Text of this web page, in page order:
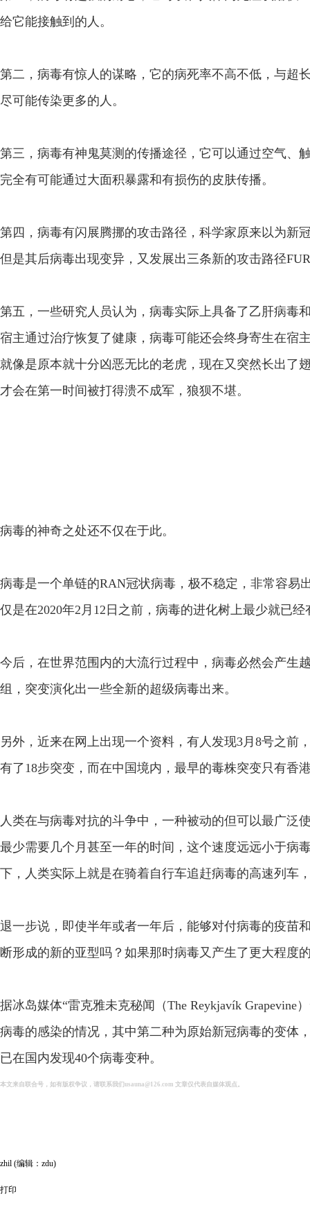
给它能接触到的人。
第二，病毒有惊人的谋略，它的病死率不高不低，与超
尽可能传染更多的人。
第三，病毒有神鬼莫测的传播途径，它可以通过空气、
完全有可能通过大面积暴露和有损伤的皮肤传播。
第四，病毒有闪展腾挪的攻击路径，科学家原来以为新
但是其后病毒出现变异，又发展出三条新的攻击路径
第五，一些研究人员认为，病毒实际上具备了乙肝病毒
宿主通过治疗恢复了健康，病毒可能还会终身寄生在宿
就像是原本就十分凶恶无比的老虎，现在又突然长出了
才会在第一时间被打得溃不成军，狼狈不堪。
病毒的神奇之处还不仅在于此。
病毒是一个单链的RAN冠状病毒，极不稳定，非常容易
仅是在2020年2月12日之前，病毒的进化树上最少就已
今后，在世界范围内的大流行过程中，病毒必然会产生
组，突变演化出一些全新的超级病毒出来。
另外，近来在网上出现一个资料，有人发现3月8号之前
有了18步突变，而在中国境内，最早的毒株突变只有香
人类在与病毒对抗的斗争中，一种被动的但可以最广泛
最少需要几个月甚至一年的时间，这个速度远远小于病
下，人类实际上就是在骑着自行车追赶病毒的高速列车
退一步说，即使半年或者一年后，能够对付病毒的疫苗
断形成的新的亚型吗？如果那时病毒又产生了更大程度
据冰岛媒体“雷克雅未克秘闻（The Reykjavík
病毒的感染的情况，其中第二种为原始新冠病毒的变体
已在国内发现40个病毒变种。
本文来自联合号，如有版权争议，请联系我们usauna@126.com 文章仅代表自媒体观点。
zhil (编辑：zdu)
打印